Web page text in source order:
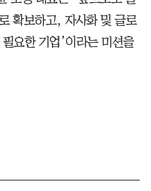
확보하고, 자사화 및 글로
요한 기업’이라는 미션을